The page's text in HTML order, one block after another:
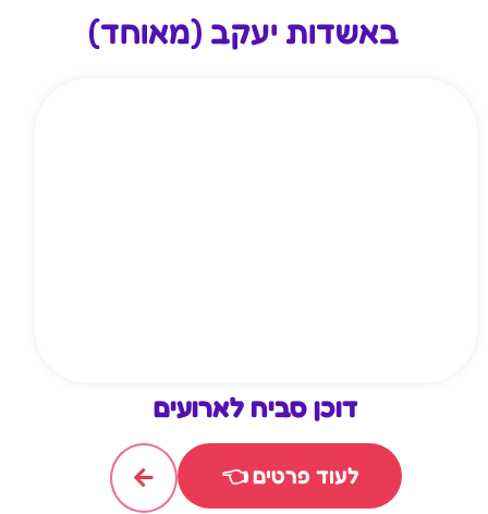
באשדות יעקב (מאוחד)
דוכן סביח לארועים
לעוד פרטים 👈